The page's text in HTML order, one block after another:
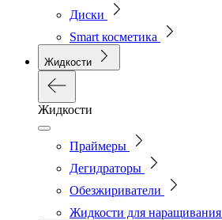
Диски
Smart косметика
Жидкости
Жидкости
Праймеры
Дегидраторы
Обезжириватели
Жидкости для наращивания